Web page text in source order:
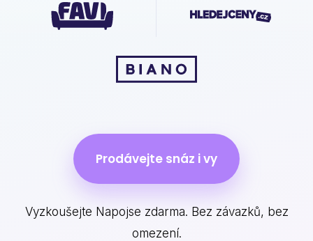
Prodávejte snáz i vy
Vyzkoušejte Napojse zdarma. Bez závazků, bez
omezení.